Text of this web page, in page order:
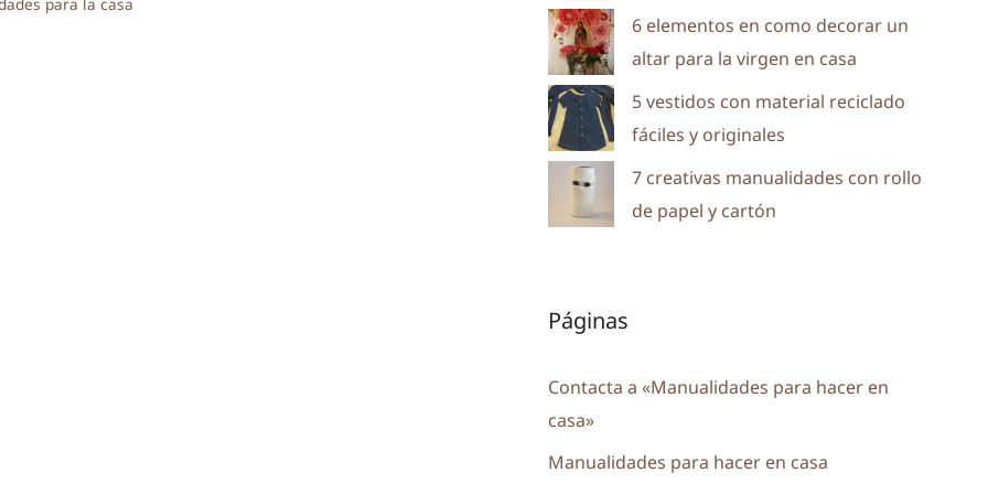
6 elementos en como decorar un
altar para la virgen en casa
5 vestidos con material reciclado
fáciles y originales
7 creativas manualidades con rollo
de papel y cartón
Páginas
Contacta a «Manualidades para hacer en
casa»
Manualidades para hacer en casa